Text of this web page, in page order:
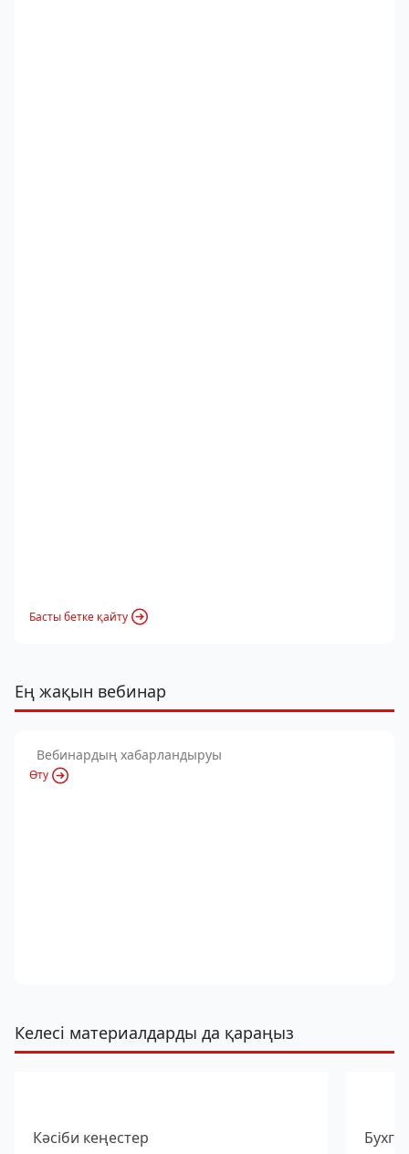
Басты бетке қайту
Ең жақын вебинар
Вебинардың хабарландыруы
Өту
Келесі материалдарды да қараңыз
Кәсіби кеңестер